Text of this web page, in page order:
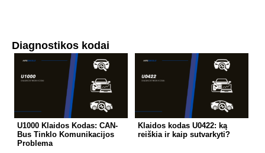
Diagnostikos kodai
U1000 Klaidos Kodas: CAN-
Bus Tinklo Komunikacijos
Problema
Klaidos kodas U0422: ką
reiškia ir kaip sutvarkyti?